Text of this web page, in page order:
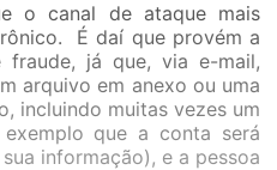
o canal de ataque mais
É daí que provém a
fraude, já que, via e-mail,
arquivo em anexo ou uma
incluindo muitas vezes um
que a conta será
informação), e a pessoa